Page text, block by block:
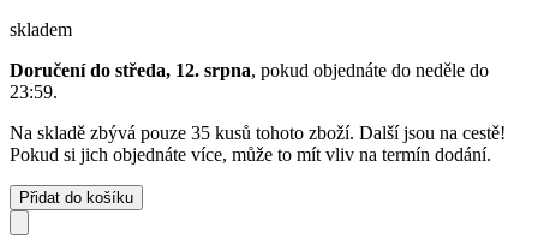
skladem
Doručení do středa, 12. srpna, pokud objednáte do neděle do
23:59.
Na skladě zbývá pouze 35 kusů tohoto zboží. Další jsou na cestě!
Pokud si jich objednáte více, může to mít vliv na termín dodání.
Přidat do košíku